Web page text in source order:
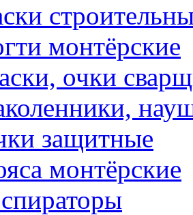
монтёрские
очки
защитные
монтёрские